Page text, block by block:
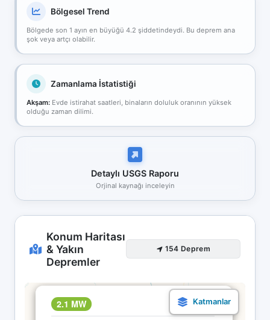
Bölgesel Trend
Bölgede son 1 ayın en büyüğü 4.2 şiddetindeydi. Bu deprem ana
şok veya artçı olabilir.
Zamanlama İstatistiği
Akşam: Evde istirahat saatleri, binaların doluluk oranının yüksek
olduğu zaman dilimi.
Detaylı USGS Raporu
Orjinal kaynağı inceleyin
Konum Haritası
& Yakın
Depremler
154 Deprem
2.1 MW 25.04 22:13
×